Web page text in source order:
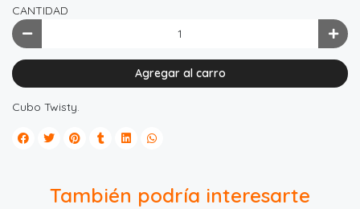
CANTIDAD
Agregar al carro
Cubo Twisty.
También podría interesarte